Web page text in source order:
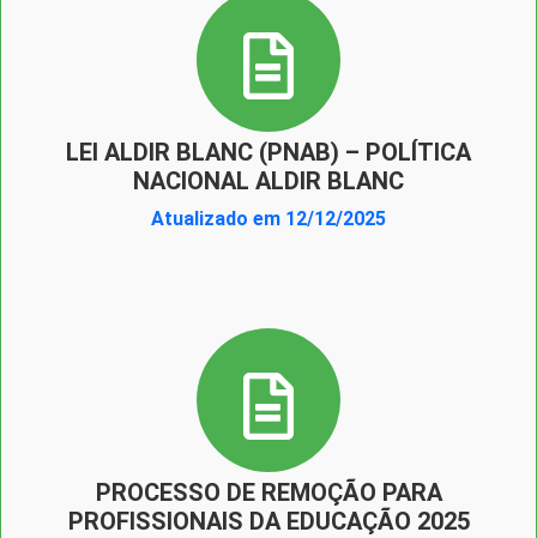
LEI ALDIR BLANC (PNAB) – POLÍTICA
NACIONAL ALDIR BLANC
Atualizado em 12/12/2025
PROCESSO DE REMOÇÃO PARA
PROFISSIONAIS DA EDUCAÇÃO 2025